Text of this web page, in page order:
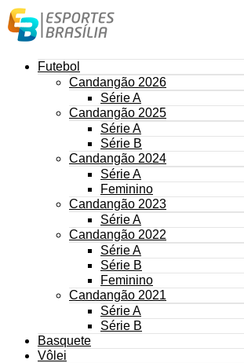
Futebol
Candangão 2026
Série A
Candangão 2025
Série A
Série B
Candangão 2024
Série A
Feminino
Candangão 2023
Série A
Candangão 2022
Série A
Série B
Feminino
Candangão 2021
Série A
Série B
Basquete
Vôlei